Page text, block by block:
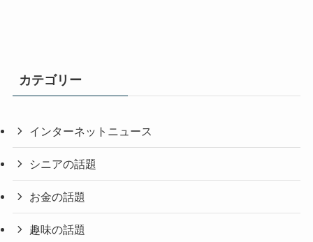
カテゴリー
インターネットニュース
シニアの話題
お金の話題
趣味の話題